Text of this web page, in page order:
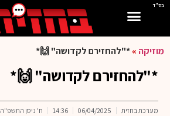
בס"ד
מוזיקה »*"להחזירם לקדושה" 🙌*
*"להחזירם לקדושה" 🙌*
מערכת בחזית 06/04/2025
14:36 ח' ניסן התשפ"ה